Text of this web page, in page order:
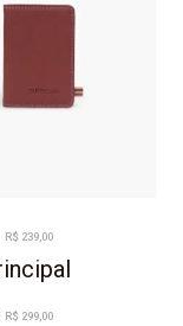
R$ 239,00
R$ 299,00